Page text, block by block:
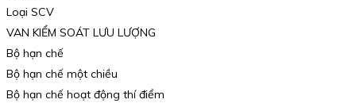
Loại SCV
VAN KIỂM SOÁT LƯU LƯỢNG
Bộ hạn chế
Bộ hạn chế một chiều
Bộ hạn chế hoạt động thí điểm